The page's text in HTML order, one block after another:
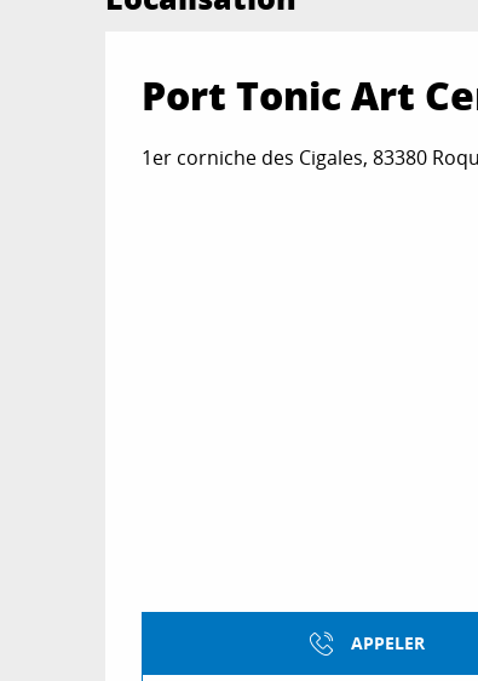
Port Tonic Art
1er corniche des Cigales, 83380
APPELER